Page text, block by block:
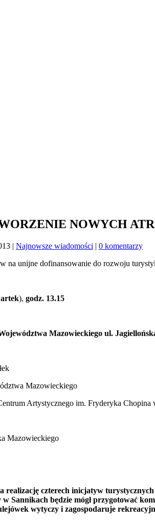
NOWYCH
| Najnowsze wiadomości | 0 komentarzy
na unijne dofinansowanie do rozwoju
), godz. 13.15
Mazowieckiego ul. Jagiellońska
Mazowieckiego
Artystycznego im. Fryderyka Chopina
Mazowieckiego
realizację czterech inicjatyw
w Sannikach będzie mógł przygotować
wytyczy i zagospodaruje